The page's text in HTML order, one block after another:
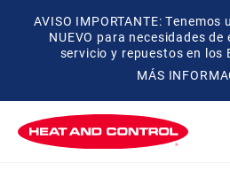
AVISO IMPORTANTE:
NUEVO para necesidades
servicio y repuestos en los
MÁS